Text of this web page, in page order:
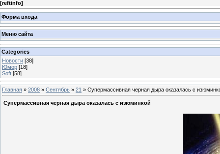
[reftinfo]
Форма входа
Меню сайта
Categories
Новости [38]
Юмор [18]
Soft [58]
Главная » 2008 » Сентябрь » 21 » Супермассивная черная дыра оказалась с
Супермассивная черная дыра оказалась с изюминкой